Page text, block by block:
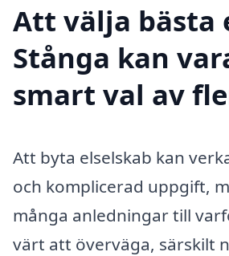
Att välja bästa
Stånga kan
smart val av
Att byta elselskab kan
och komplicerad uppgift,
många anledningar till
värt att överväga, särskilt